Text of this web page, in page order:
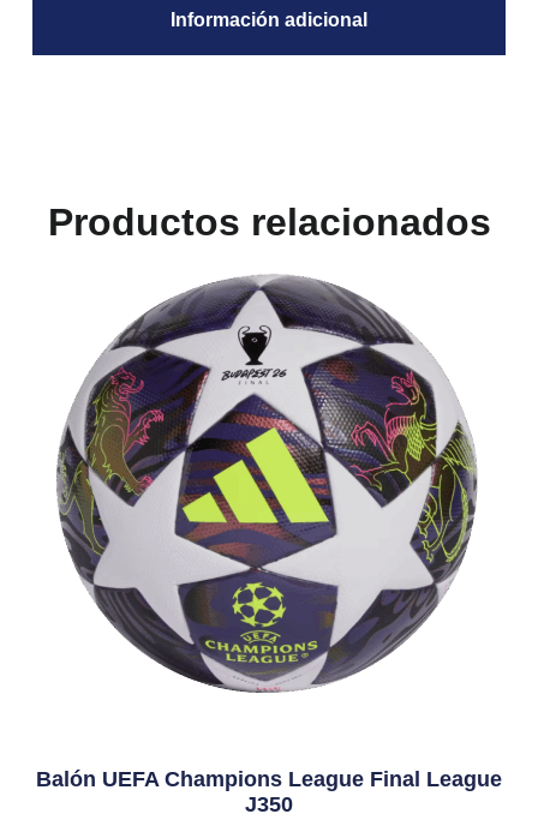
Información adicional
Productos relacionados
Balón UEFA Champions League Final League
J350